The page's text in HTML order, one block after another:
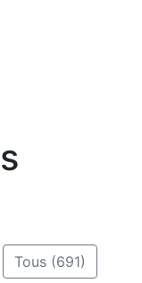
Tous (691)